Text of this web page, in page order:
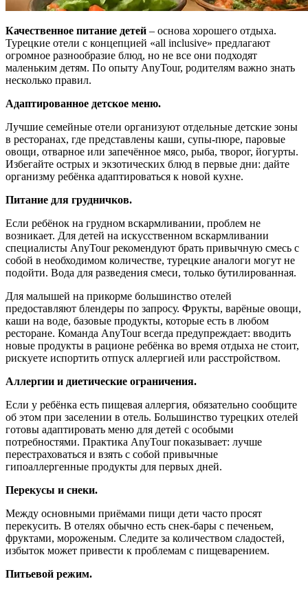
Качественное питание детей – основа хорошего отдыха.
Турецкие отели с концепцией «all inclusive» предлагают
огромное разнообразие блюд, но не все они подходят
маленьким детям. По опыту AnyTour, родителям важно знать
несколько правил.
Адаптированное детское меню.
Лучшие семейные отели организуют отдельные детские зоны
в ресторанах, где представлены каши, супы-пюре, паровые
овощи, отварное или запечённое мясо, рыба, творог, йогурты.
Избегайте острых и экзотических блюд в первые дни: дайте
организму ребёнка адаптироваться к новой кухне.
Питание для грудничков.
Если ребёнок на грудном вскармливании, проблем не
возникает. Для детей на искусственном вскармливании
специалисты AnyTour рекомендуют брать привычную смесь с
собой в необходимом количестве, турецкие аналоги могут не
подойти. Вода для разведения смеси, только бутилированная.
Для малышей на прикорме большинство отелей
предоставляют блендеры по запросу. Фрукты, варёные овощи,
каши на воде, базовые продукты, которые есть в любом
ресторане. Команда AnyTour всегда предупреждает: вводить
новые продукты в рационе ребёнка во время отдыха не стоит,
рискуете испортить отпуск аллергией или расстройством.
Аллергии и диетические ограничения.
Если у ребёнка есть пищевая аллергия, обязательно сообщите
об этом при заселении в отель. Большинство турецких отелей
готовы адаптировать меню для детей с особыми
потребностями. Практика AnyTour показывает: лучше
перестраховаться и взять с собой привычные
гипоаллергенные продукты для первых дней.
Перекусы и снеки.
Между основными приёмами пищи дети часто просят
перекусить. В отелях обычно есть снек-бары с печеньем,
фруктами, мороженым. Следите за количеством сладостей,
избыток может привести к проблемам с пищеварением.
Питьевой режим.